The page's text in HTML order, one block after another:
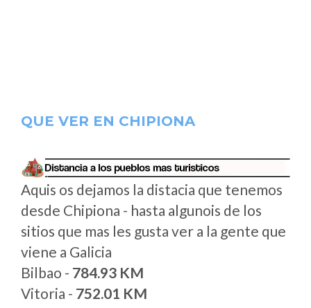
QUE VER EN CHIPIONA
Aquis os dejamos la distacia que tenemos
desde Chipiona - hasta algunois de los
sitios que mas les gusta ver a la gente que
viene a Galicia
Bilbao - 784.93 KM
Vitoria - 752.01 KM